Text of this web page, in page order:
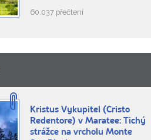
60.037 přečtení
Kristus Vykupitel (Cristo
Redentore) v Maratee: Tichý
strážce na vrcholu Monte